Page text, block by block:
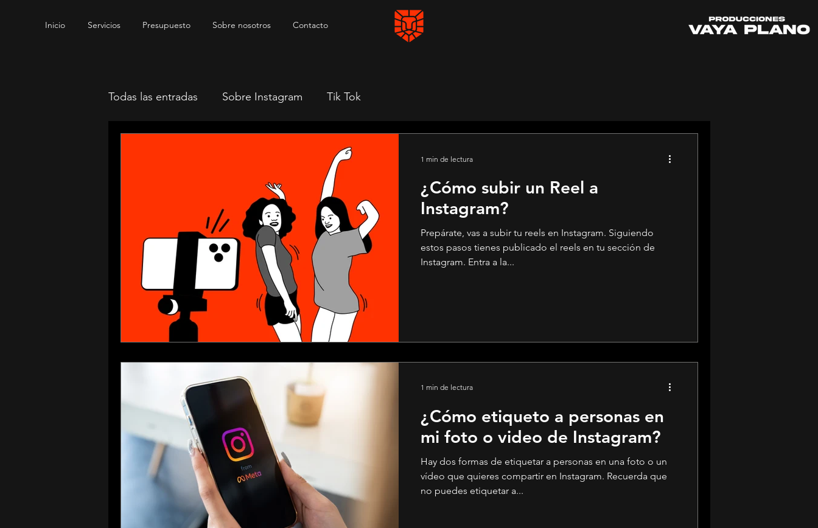
Inicio Servicios Presupuesto Sobre nosotros Contacto
Todas las entradas Sobre Instagram Tik Tok
¿Cómo subir un Reel a
Instagram?
Prepárate, vas a subir tu reels en Instagram. Siguiendo
estos pasos tienes publicado el reels en tu sección de
Instagram. Entra a la...
1 min de lectura
¿Cómo etiqueto a personas en
mi foto o video de Instagram?
Hay dos formas de etiquetar a personas en una foto o un
vídeo que quieres compartir en Instagram. Recuerda que
no puedes etiquetar a...
1 min de lectura